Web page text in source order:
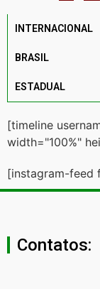
INTERNACIONAL
BRASIL
ESTADUAL
[timeline
width="100%"
[instagram-feed
Contatos: